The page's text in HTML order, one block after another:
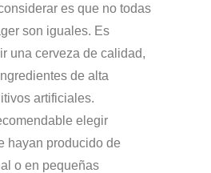
es que no todas
son iguales. Es
una cerveza de calidad,
de alta
artificiales.
elegir
hayan producido de
o en pequeñas